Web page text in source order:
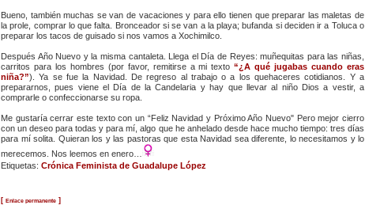
Bueno, también muchas se van de vacaciones y para ello tienen que preparar las maletas de
la prole, comprar lo que falta. Bronceador si se van a la playa; bufanda si deciden ir a Toluca o
preparar los tacos de guisado si nos vamos a Xochimilco.
Después Año Nuevo y la misma cantaleta. Llega el Día de Reyes: muñequitas para las niñas,
carritos para los hombres (por favor, remitirse a mi texto“¿A qué jugabas cuando eras
niña?”). Ya se fue la Navidad. De regreso al trabajo o a los quehaceres cotidianos. Y a
prepararnos, pues viene el Día de la Candelaria y hay que llevar al niño Dios a vestir, a
comprarle o confeccionarse su ropa.
Me gustaría cerrar este texto con un “Feliz Navidad y Próximo Año Nuevo" Pero mejor cierro
con un deseo para todas y para mí, algo que he anhelado desde hace mucho tiempo: tres días
para mí solita. Quieran los y las pastoras que esta Navidad sea diferente, lo necesitamos y lo
merecemos. Nos leemos en enero…
Etiquetas: Crónica Feminista de Guadalupe López
[ Enlace permanente ]